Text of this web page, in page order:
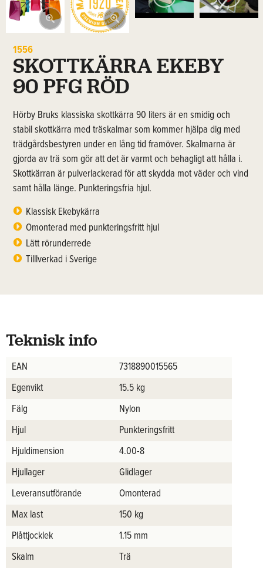
1556
SKOTTKÄRRA EKEBY
90 PFG RÖD
Hörby Bruks klassiska skottkärra 90 liters är en smidig och
stabil skottkärra med träskalmar som kommer hjälpa dig med
trädgårdsbestyren under en lång tid framöver. Skalmarna är
gjorda av trä som gör att det är varmt och behagligt att hålla i.
Skottkärran är pulverlackerad för att skydda mot väder och vind
samt hålla länge. Punkteringsfria hjul.
Klassisk Ekebykärra
Omonterad med punkteringsfritt hjul
Lätt rörunderrede
Tilllverkad i Sverige
Teknisk info
EAN
7318890015565
Egenvikt
15.5 kg
Fälg
Nylon
Hjul
Punkteringsfritt
Hjuldimension
4.00-8
Hjullager
Glidlager
Leveransutförande
Omonterad
Max last
150 kg
Plåttjocklek
1.15 mm
Skalm
Trä